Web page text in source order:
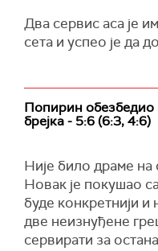
Два сервис аса је
сета и успео је да
Попирин обезбедио
брејка - 5:6 (6:3, 4:6)
Није било драме на
Новак је покушао
буде конкретнији и
две неизнуђене
сервирати за